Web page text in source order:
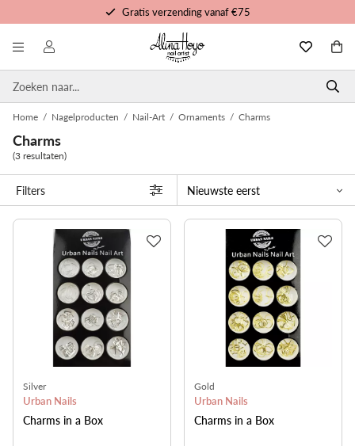
Gratis verzending vanaf €75
Gratis trainingen en tutorials
Voor 16u besteld, morgen in huis
Home / Nagelproducten / Nail-Art / Ornaments / Charms
Charms
(3 resultaten)
Filters
Silver
Urban Nails
Charms in a Box
Gold
Urban Nails
Charms in a Box